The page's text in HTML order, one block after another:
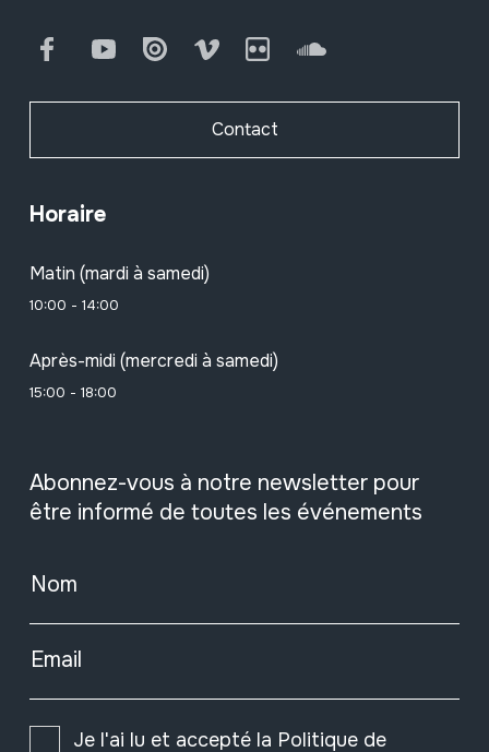
FacebookYoutube Issuu Vimeo Flickr SoundCloud
Contact
Horaire
Matin (mardi à samedi)
10:00 - 14:00
Après-midi (mercredi à samedi)
15:00 - 18:00
Abonnez-vous à notre newsletter pour
être informé de toutes les événements
Nom
Email
Je l'ai lu et accepté la Politique de